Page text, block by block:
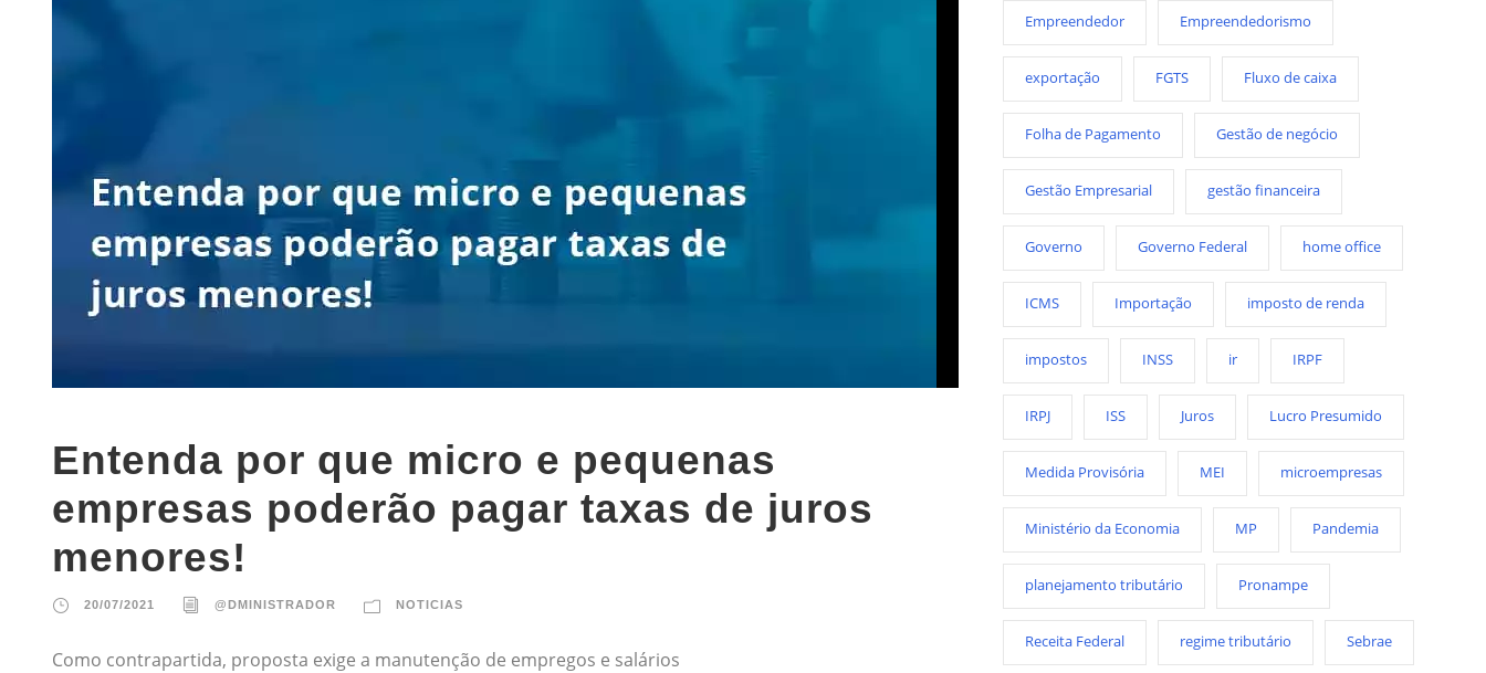
Entenda por que micro e pequenas
empresas poderão pagar taxas de juros
menores!
20/07/2021 @DMINISTRADOR NOTICIAS
Como contrapartida, proposta exige a manutenção de empregos e salários
Empreendedor Empreendedorismo
exportação FGTS Fluxo de caixa
Folha de Pagamento Gestão de negócio
Gestão Empresarial gestão financeira
Governo Governo Federal home office
ICMS Importação imposto de renda
impostos INSS ir IRPF
IRPJ ISS Juros Lucro Presumido
Medida Provisória MEI microempresas
Ministério da Economia MP Pandemia
planejamento tributário Pronampe
Receita Federal regime tributário Sebrae